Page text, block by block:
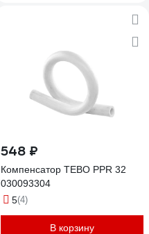
548 ₽
Компенсатор TEBO PPR 32
030093304
5(4)
В корзину